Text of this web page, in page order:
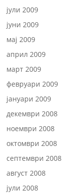
јули 2009
јуни 2009
мај 2009
април 2009
март 2009
февруари 2009
јануари 2009
декември 2008
ноември 2008
октомври 2008
септември 2008
август 2008
јули 2008